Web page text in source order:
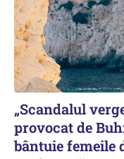
„Scandalul
provocat de
bântuie femeile